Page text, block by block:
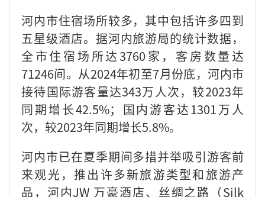
河内市住宿场所较多，其中包括许多四到
五星级酒店。据河内旅游局的统计数据，
全市住宿场所达3760家，客房数量达
71246间。从2024年初至7月份底，河内市
接待国际游客量达343万人次，较2023年
同期增长42.5%；国内游客达1301万人
次，较2023年同期增长5.8%。
河内市已在夏季期间多措并举吸引游客前
来观光，推出许多新旅游类型和旅游产
品，河内JW 万豪酒店、丝绸之路（Silk